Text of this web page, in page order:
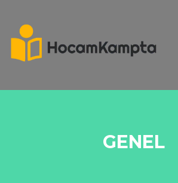
GENEL